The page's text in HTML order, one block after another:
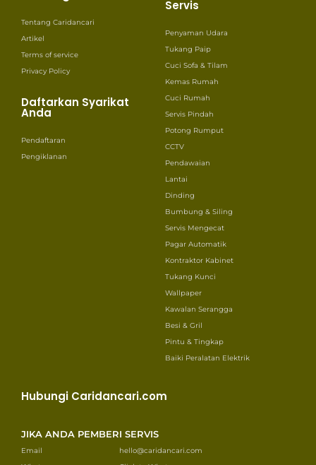
Tentang Caridancari
Artikel
Terms of service
Privacy Policy
Daftarkan Syarikat
Anda
Pendaftaran
Pengiklanan
Servis
Penyaman Udara
Tukang Paip
Cuci Sofa & Tilam
Kemas Rumah
Cuci Rumah
Servis Pindah
Potong Rumput
CCTV
Pendawaian
Lantai
Dinding
Bumbung & Siling
Servis Mengecat
Pagar Automatik
Kontraktor Kabinet
Tukang Kunci
Wallpaper
Kawalan Serangga
Besi & Gril
Pintu & Tingkap
Baiki Peralatan Elektrik
Hubungi Caridancari.com
JIKA ANDA PEMBERI SERVIS
Email
hello@caridancari.com